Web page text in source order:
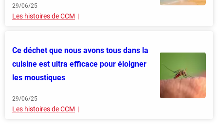
29/06/25
Les histoires de CCM
Ce déchet que nous avons tous dans la
cuisine est ultra efficace pour éloigner
les moustiques
29/06/25
Les histoires de CCM